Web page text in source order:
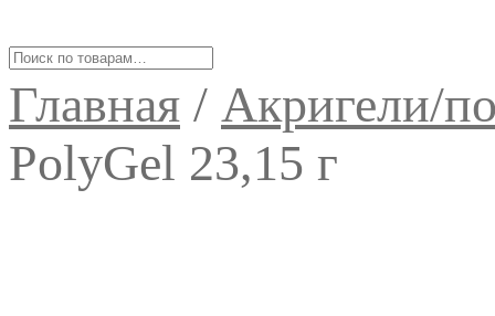
Главная / Акригели/
PolyGel 23,15 г